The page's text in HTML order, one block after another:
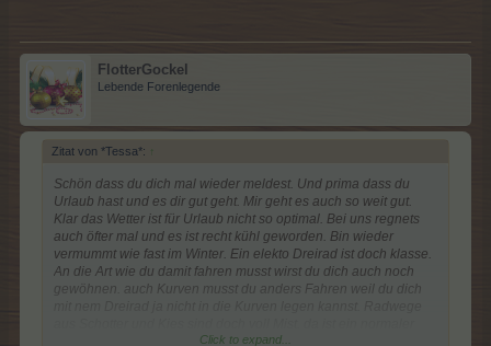
FlotterGockel
Lebende Forenlegende
Zitat von *Tessa*: ↑
Schön dass du dich mal wieder meldest. Und prima dass du
Urlaub hast und es dir gut geht. Mir geht es auch so weit gut.
Klar das Wetter ist für Urlaub nicht so optimal. Bei uns regnets
auch öfter mal und es ist recht kühl geworden. Bin wieder
vermummt wie fast im Winter. Ein elekto Dreirad ist doch klasse.
An die Art wie du damit fahren musst wirst du dich auch noch
gewöhnen. auch Kurven musst du anders Fahren weil du dich
Waldweg mit festem Waldboden ja sogar besser zu befahren.
Click to expand...